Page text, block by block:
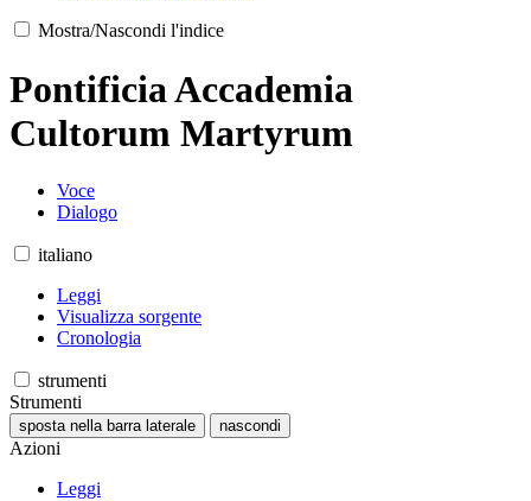
Mostra/Nascondi l'indice
Pontificia Accademia
Cultorum Martyrum
Voce
Dialogo
italiano
Leggi
Visualizza sorgente
Cronologia
strumenti
Strumenti
sposta nella barra laterale nascondi
Azioni
Leggi